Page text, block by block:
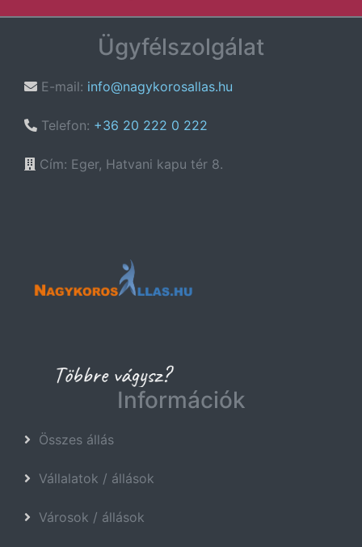
Ügyfélszolgálat
E-mail: info@nagykorosallas.hu
Telefon: +36 20 222 0 222
Cím: Eger, Hatvani kapu tér 8.
Információk
Összes állás
Vállalatok / állások
Városok / állások